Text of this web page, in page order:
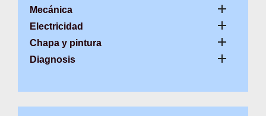
Mecánica 
Electricidad 
Chapa y pintura 
Diagnosis 